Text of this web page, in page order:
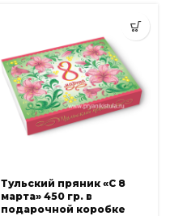
Тульский пряник «С 8
марта» 450 гр. в
подарочной коробке